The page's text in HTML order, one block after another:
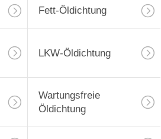
Fett-Öldichtung
LKW-Öldichtung
Wartungsfreie
Öldichtung